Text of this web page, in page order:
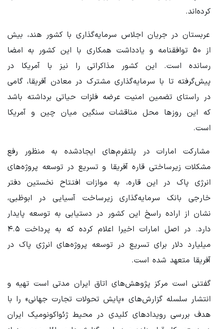
کرده‌اند.
عربستان در جریان اجلاس سرمایه‌گذاری با کشور هند، بیش
از ۵۰ توافقنامه و یادداشت همکاری با این کشور به امضا
رسانده است. این کشور مذاکراتی را نیز با آمریکا در
پیش‌گرفته تا با سرمایه‌گذاری مشترک در معادن آفریقا، گامی
در راستای تضمین امنیت عرضه فلزات حیاتی برداشته باشد
که این روزها محل مناقشات سنگین میان چین و آمریکا
است.
مشارکت امارات در پلتفرم‌های ایجادشده به‌ منظور رفع
مشکلات زیرساختی قاره آفریقا و تسریع در توسعه پروژه‌های
انرژی پاک در این قاره، به‌ موازات افتتاح نخستین دفتر
خارجی بانک سرمایه‌گذاری زیرساخت آسیایی در ابوظبی،
نشان از اراده راسخ این کشور در دستیابی به توسعه پایدار
دارد. در اصل امارات اخیرا اعلام کرده که به پرداخت ۴.۵
میلیارد دلار برای تسریع در توسعه پروژه‌های انرژی پاک در
آفریقا متعهد شده است.
گفتنی است مرکز پژوهش‌های اتاق ایران مدتی است تهیه و
انتشار سلسله گزارش‌های «پایش تحولات تجارت جهانی» را با
هدف بررسی رویدادهای کلیدی در محیط ژئواکونومیک ایران